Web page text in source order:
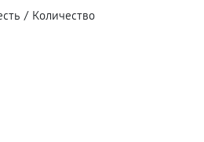
/ Количество